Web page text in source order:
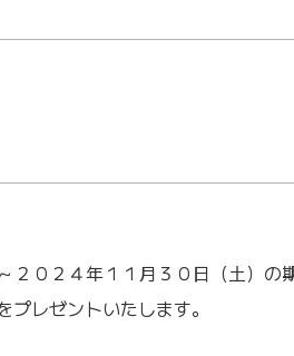
２０２４年１１月３０日（土）の
レゼントいたします。